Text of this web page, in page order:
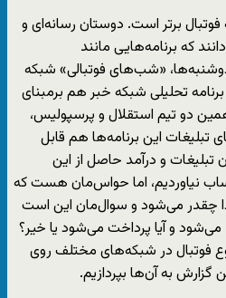
فوتبال برتر است. دوستان رسانه‌ای و
که برنامه‌هایی مانند
«شب‌های فوتبالی» شبکه
تحلیلی شبکه خبر هم برمبنای
دو تیم استقلال و پرسپولیس،
تبلیغات این برنامه‌ها هم قابل
و درآمد حاصل از این
نیاوردیم، اما حواس‌مان هست که
چقدر می‌شود و سوال‌مان این است
و آیا پرداخت می‌شود یا خیر؟
فوتبال در شبکه‌های مختلف روی
گزارش به آن‌ها بپردازیم.